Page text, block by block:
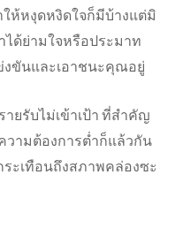
ห้หงุดหงิดใจก็มีบ้างแต่มิ
ได้ย่ามใจหรือประมาท
ขันและเอาชนะคุณอยู่
ายรับไม่เข้าเป้า ที่สำคัญ
วามต้องการต่ำก็แล้วกัน
ระเทือนถึงสภาพคล่องซะ